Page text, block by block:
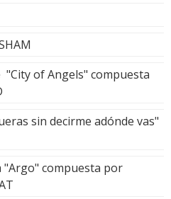
"City of Angels" compuesta
sin decirme adónde vas"
"Argo" compuesta por